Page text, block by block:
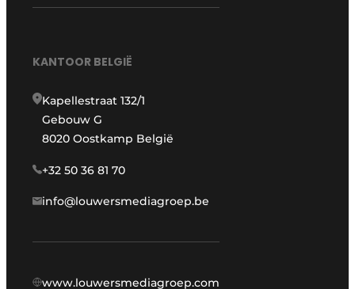
KANTOOR BELGIË
Kapellestraat 132/1
Gebouw G
8020 Oostkamp België
+32 50 36 81 70
info@louwersmediagroep.be
www.louwersmediagroep.com